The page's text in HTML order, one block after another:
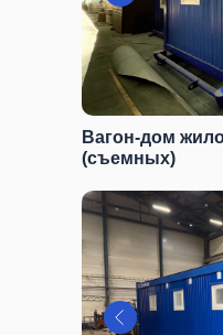
Вагон-дом
(съемных)